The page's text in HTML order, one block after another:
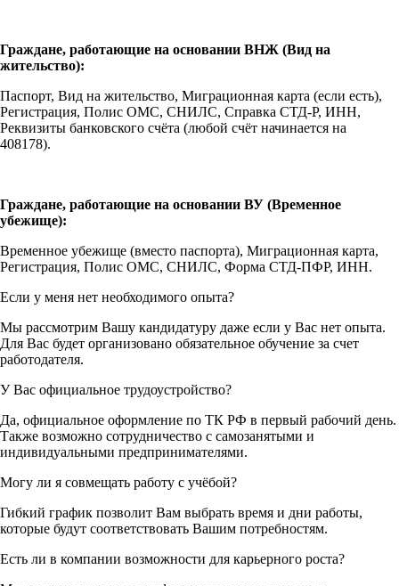
Граждане, работающие на основании ВНЖ (Вид на
жительство):
Паспорт, Вид на жительство, Миграционная карта (если есть),
Регистрация, Полис ОМС, СНИЛС, Справка СТД-Р, ИНН,
Реквизиты банковского счёта (любой счёт начинается на
408178).
Граждане, работающие на основании ВУ (Временное
убежище):
Временное убежище (вместо паспорта), Миграционная карта,
Регистрация, Полис ОМС, СНИЛС, Форма СТД-ПФР, ИНН.
Если у меня нет необходимого опыта?
Мы рассмотрим Вашу кандидатуру даже если у Вас нет опыта.
Для Вас будет организовано обязательное обучение за счет
работодателя.
У Вас официальное трудоустройство?
Да, официальное оформление по ТК РФ в первый рабочий день.
Также возможно сотрудничество с самозанятыми и
индивидуальными предпринимателями.
Могу ли я совмещать работу с учёбой?
Гибкий график позволит Вам выбрать время и дни работы,
которые будут соответствовать Вашим потребностям.
Есть ли в компании возможности для карьерного роста?